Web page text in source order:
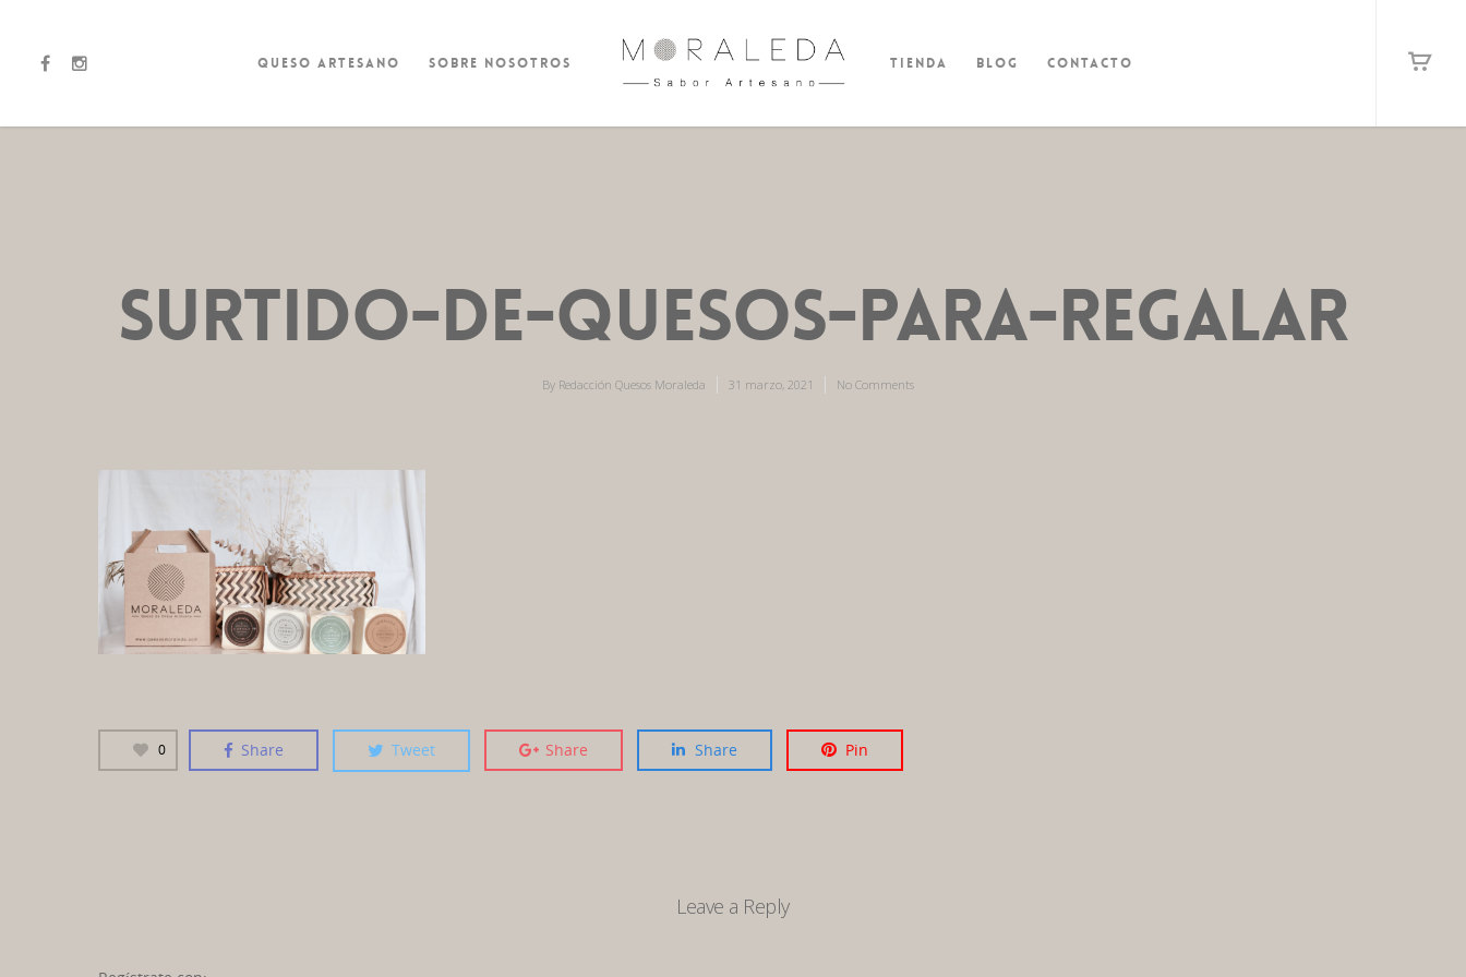
Queso artesano Sobre nosotros Tienda Blog Contacto
surtido-de-quesos-para-regalar
By Redacción Quesos Moraleda 31 marzo, 2021 No Comments
0 Share Tweet Share Share Pin
Leave a Reply